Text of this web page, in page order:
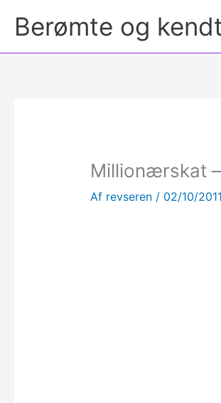
Berømte og
Millionærskat
Af revseren / 02/10/2011